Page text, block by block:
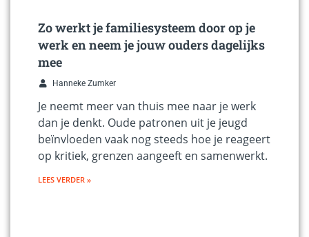
Zo werkt je familiesysteem door op je
werk en neem je jouw ouders dagelijks
mee
Hanneke Zumker
Je neemt meer van thuis mee naar je werk
dan je denkt. Oude patronen uit je jeugd
beïnvloeden vaak nog steeds hoe je reageert
op kritiek, grenzen aangeeft en samenwerkt.
LEES VERDER »